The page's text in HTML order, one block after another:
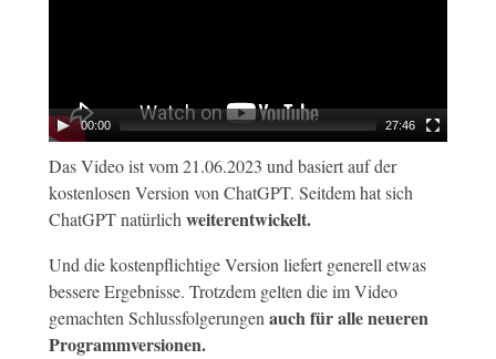
00:00 27:46
Das Video ist vom 21.06.2023 und basiert auf der
kostenlosen Version von ChatGPT. Seitdem hat sich
ChatGPT natürlichweiterentwickelt.
Und die kostenpflichtige Version liefert generell etwas
bessere Ergebnisse. Trotzdem gelten die im Video
gemachten Schlussfolgerungenauch für alle neueren
Programmversionen.